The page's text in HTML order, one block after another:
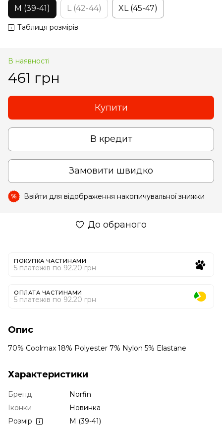
M (39-41)
L (42-44) XL (45-47)
Таблиця розмірів
В наявності
461 грн
Купити
В кредит
Замовити швидко
% Ввійти для відображення накопичувальної знижки
До обраного
ПОКУПКА ЧАСТИНАМИ
5 платежів по 92.20 грн
ОПЛАТА ЧАСТИНАМИ
5 платежів по 92.20 грн
Опис
70% Coolmax 18% Polyester 7% Nylon 5% Elastane
Характеристики
Бренд
Norfin
Іконки
Новинка
Розмір
M (39-41)